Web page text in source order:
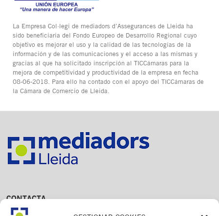
La Empresa Col·legi de mediadors d’Assegurances de Lleida ha
sido beneficiaria del Fondo Europeo de Desarrollo Regional cuyo
objetivo es mejorar el uso y la calidad de las tecnologías de la
información y de las comunicaciones y el acceso a las mismas y
gracias al que ha solicitado inscripción al TICCámaras para la
mejora de competitividad y productividad de la empresa en fecha
08-06-2018. Para ello ha contado con el apoyo del TICCámaras de
la Cámara de Comercio de Lleida.
CONTACTA
Av. Dr. Fleming, 15,